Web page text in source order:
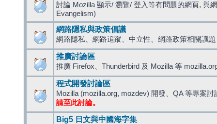
討論 Mozilla 顯示/ 瀏覽/ 登入等有問題的網頁, 與
Evangelism)
網路隱私與政策倡議
網路隱私、網路追蹤、中立性、網路政策相關議題
推廣討論區
推廣 Firefox、Thunderbird 及 Mozilla 等
程式開發討論區
Mozilla (mozilla.org, mozdev) 開發、QA 等專案討
請至此討論。
Big5 日文與中國海字集